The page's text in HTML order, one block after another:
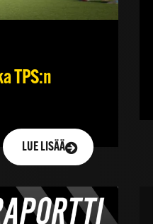
TPS:n
LUE LISÄÄ